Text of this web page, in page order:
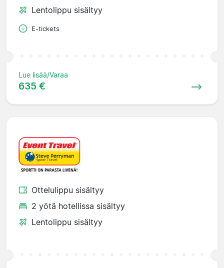
Lentolippu sisältyy
E-tickets
Lue lisää/Varaa
635 €
Ottelulippu sisältyy
2 yötä hotellissa sisältyy
Lentolippu sisältyy